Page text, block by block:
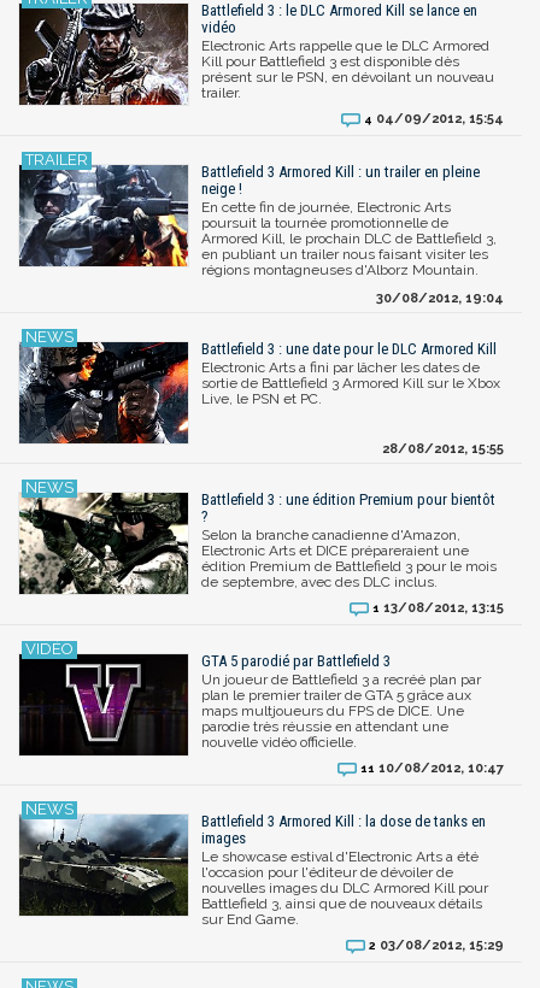
Battlefield 3 : le DLC Armored Kill se lance en
vidéo
Electronic Arts rappelle que le DLC Armored
Kill pour Battlefield 3 est disponible dès
présent sur le PSN, en dévoilant un nouveau
trailer.
4 04/09/2012, 15:54
Battlefield 3 Armored Kill : un trailer en pleine
neige !
En cette fin de journée, Electronic Arts
poursuit la tournée promotionnelle de
Armored Kill, le prochain DLC de Battlefield 3,
en publiant un trailer nous faisant visiter les
régions montagneuses d'Alborz Mountain.
30/08/2012, 19:04
Battlefield 3 : une date pour le DLC Armored Kill
Electronic Arts a fini par lâcher les dates de
sortie de Battlefield 3 Armored Kill sur le Xbox
Live, le PSN et PC.
28/08/2012, 15:55
Battlefield 3 : une édition Premium pour bientôt
?
Selon la branche canadienne d'Amazon,
Electronic Arts et DICE prépareraient une
édition Premium de Battlefield 3 pour le mois
de septembre, avec des DLC inclus.
1 13/08/2012, 13:15
GTA 5 parodié par Battlefield 3
Un joueur de Battlefield 3 a recréé plan par
plan le premier trailer de GTA 5 grâce aux
maps multjoueurs du FPS de DICE. Une
parodie très réussie en attendant une
nouvelle vidéo officielle.
11 10/08/2012, 10:47
Battlefield 3 Armored Kill : la dose de tanks en
images
Le showcase estival d'Electronic Arts a été
l'occasion pour l'éditeur de dévoiler de
nouvelles images du DLC Armored Kill pour
Battlefield 3, ainsi que de nouveaux détails
sur End Game.
2 03/08/2012, 15:29